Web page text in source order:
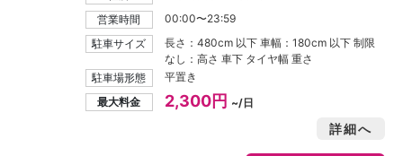
営業時間
00:00〜23:59
駐車サイズ
長さ：480cm 以下 車幅：180cm 以下 制限
なし：高さ 車下 タイヤ幅 重さ
駐車場形態
平置き
最大料金
2,300円 ~/日
詳細へ